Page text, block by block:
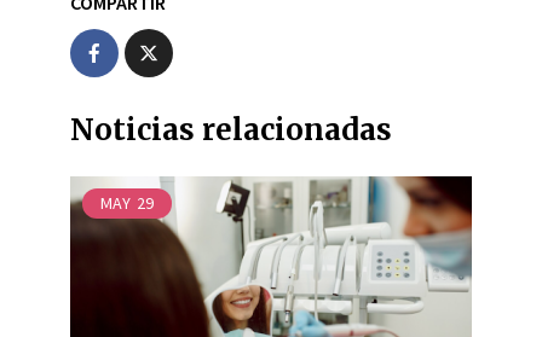
Noticias relacionadas
MAY 29